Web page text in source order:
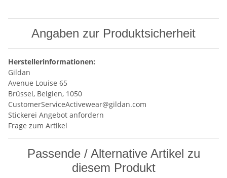
Angaben zur Produktsicherheit
Herstellerinformationen:
Gildan
Avenue Louise 65
Brüssel, Belgien, 1050
CustomerServiceActivewear@gildan.com
Stickerei Angebot anfordern
Frage zum Artikel
Passende / Alternative Artikel zu
diesem Produkt